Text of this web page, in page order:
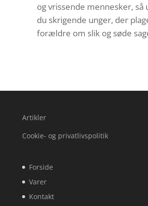
og vrissende mennesker, så
du skrigende unger, der
forældre om slik og søde
Artikler
Cookie- og privatlivspolitik
Forside
Varer
Kontakt